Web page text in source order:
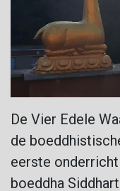
De Vier Edele
de
eerste
boeddha